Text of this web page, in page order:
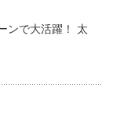
ンで大活躍！ 太